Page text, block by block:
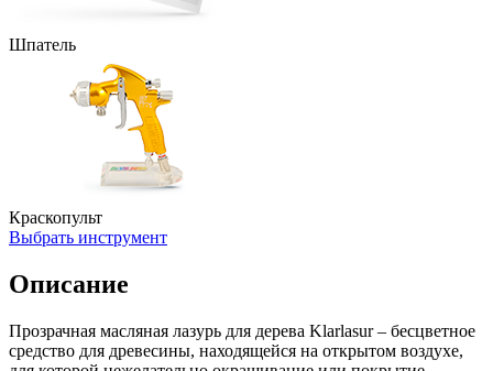
Шпатель
Краскопульт
Выбрать инструмент
Описание
Прозрачная масляная лазурь для дерева Klarlasur – бесцветное
средство для древесины, находящейся на открытом воздухе,